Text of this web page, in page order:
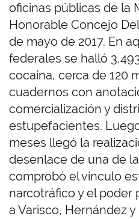
oficinas públicas de la
Honorable Concejo
de mayo de 2017. En
federales se halló
cocaína, cerca de 120
cuadernos con
comercialización y
estupefacientes.
meses llegó la
desenlace de una de
comprobó el vínculo
narcotráfico y el poder
a Varisco, Hernández